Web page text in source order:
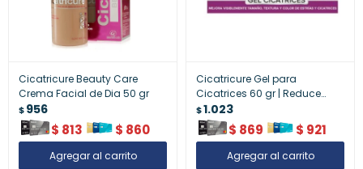
Cicatricure Beauty Care
Crema Facial de Dia 50 gr
$956
$ 813 $ 860
Cicatricure Gel para
Cicatrices 60 gr | Reduce
Marcas y Mejora la Textura de
la Piel
$1.023
$ 869 $ 921